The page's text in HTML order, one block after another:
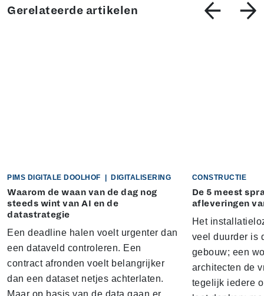
Gerelateerde artikelen
PIMS DIGITALE DOOLHOF DIGITALISERING
Waarom de waan van de dag nog
steeds wint van AI en de
datastrategie
Een deadline halen voelt urgenter dan
een dataveld controleren. Een
contract afronden voelt belangrijker
dan een dataset netjes achterlaten.
CONSTRUCTIE
De 5 meest
afleveringen
Het
veel duurder is
gebouw; een
architecten de
tegelijk iedere